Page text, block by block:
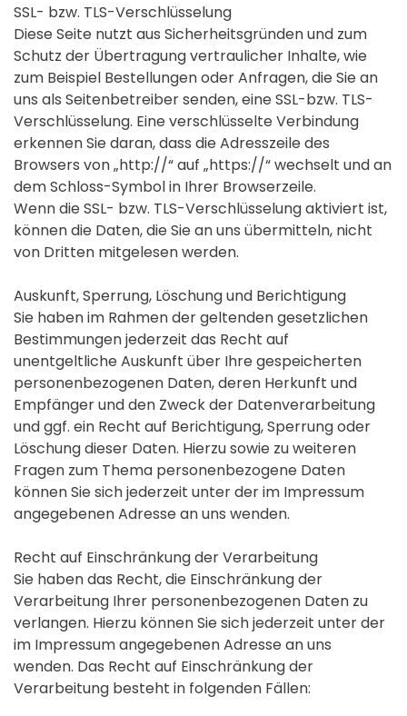
SSL- bzw. TLS-Verschlüsselung
Diese Seite nutzt aus Sicherheitsgründen und zum
Schutz der Übertragung vertraulicher Inhalte, wie
zum Beispiel Bestellungen oder Anfragen, die Sie an
uns als Seitenbetreiber senden, eine SSL-bzw. TLS-
Verschlüsselung. Eine verschlüsselte Verbindung
erkennen Sie daran, dass die Adresszeile des
Browsers von „http://“ auf „https://“ wechselt und an
dem Schloss-Symbol in Ihrer Browserzeile.
Wenn die SSL- bzw. TLS-Verschlüsselung aktiviert ist,
können die Daten, die Sie an uns übermitteln, nicht
von Dritten mitgelesen werden.
Auskunft, Sperrung, Löschung und Berichtigung
Sie haben im Rahmen der geltenden gesetzlichen
Bestimmungen jederzeit das Recht auf
unentgeltliche Auskunft über Ihre gespeicherten
personenbezogenen Daten, deren Herkunft und
Empfänger und den Zweck der Datenverarbeitung
und ggf. ein Recht auf Berichtigung, Sperrung oder
Löschung dieser Daten. Hierzu sowie zu weiteren
Fragen zum Thema personenbezogene Daten
können Sie sich jederzeit unter der im Impressum
angegebenen Adresse an uns wenden.
Recht auf Einschränkung der Verarbeitung
Sie haben das Recht, die Einschränkung der
Verarbeitung Ihrer personenbezogenen Daten zu
verlangen. Hierzu können Sie sich jederzeit unter der
im Impressum angegebenen Adresse an uns
wenden. Das Recht auf Einschränkung der
Verarbeitung besteht in folgenden Fällen: